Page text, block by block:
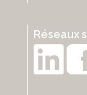
Réseaux